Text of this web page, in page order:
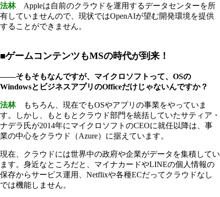
法林Appleは自前のクラウドを運用するデータセンターを所
有していませんので、現状ではOpenAIが望む開発環境を提供
することができません。
■ゲームコンテンツもMSの時代が到来！
――そもそもなんですが、マイクロソフトって、OSの
WindowsとビジネスアプリのOfficeだけじゃないんですか？
法林もちろん、現在でもOSやアプリの事業をやっていま
す。しかし、もともとクラウド部門を統括していたサティア・
ナデラ氏が2014年にマイクロソフトのCEOに就任以降は、事
業の中心をクラウド（Azure）に据えています。
現在、クラウドには世界中の政府や企業がデータを集積してい
ます。身近なところだと、マイナカードやLINEの個人情報の
保存からサービス運用、Netflixや各種ECだってクラウドなし
では機能しません。